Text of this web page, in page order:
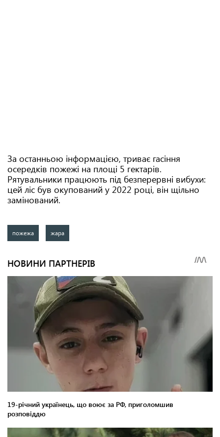
За останньою інформацією, триває гасіння
осередків пожежі на площі 5 гектарів.
Рятувальники працюють під безперервні вибухи:
цей ліс був окупований у 2022 році, він щільно
замінований.
пожежа жара